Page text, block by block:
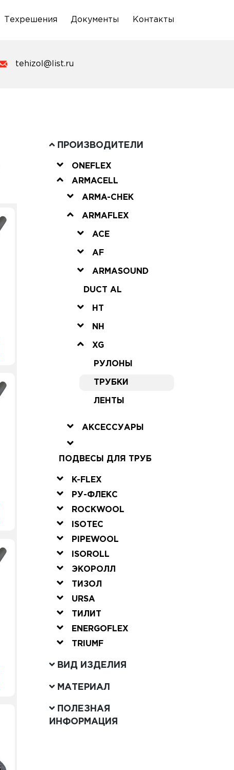
Техрешения Документы Контакты
tehizol@list.ru
ПРОИЗВОДИТЕЛИ
ONEFLEX
ARMACELL
ARMA-CHEK
ARMAFLEX
ACE
AF
ARMASOUND
DUCT AL
HT
NH
XG
РУЛОНЫ
ТРУБКИ
ЛЕНТЫ
АКСЕССУАРЫ
ПОДВЕСЫ ДЛЯ ТРУБ
K-FLEX
РУ-ФЛЕКС
ROCKWOOL
ISOTEC
PIPEWOOL
ISOROLL
ЭКОРОЛЛ
ТИЗОЛ
URSA
ТИЛИТ
ENERGOFLEX
TRIUMF
ВИД ИЗДЕЛИЯ
МАТЕРИАЛ
ПОЛЕЗНАЯ
ИНФОРМАЦИЯ